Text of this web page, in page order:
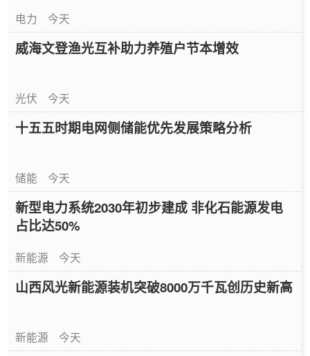
电力 今天
威海文登渔光互补助力养殖户节本增效
光伏 今天
十五五时期电网侧储能优先发展策略分析
储能 今天
新型电力系统2030年初步建成 非化石能源发电
占比达50%
新能源 今天
山西风光新能源装机突破8000万千瓦创历史新高
新能源 今天